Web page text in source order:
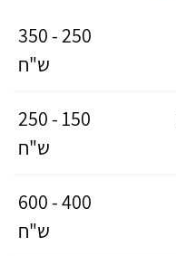
250 - 350
ש"ח
150 - 250
ש"ח
400 - 600
ש"ח